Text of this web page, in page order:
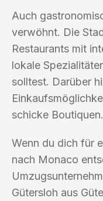
Auch
verwöhnt. Die
Restaurants mit
lokale
solltest. Darüber
schicke Boutiquen.
Wenn du dich für
nach Monaco
Gütersloh aus